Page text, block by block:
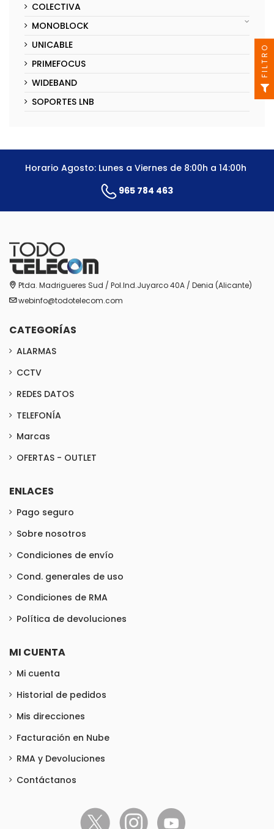
COLECTIVA
MONOBLOCK
UNICABLE
PRIMEFOCUS
WIDEBAND
SOPORTES LNB
Horario Agosto: Lunes a Viernes de 8:00h a 14:00h
965 784 463
Ptda. Madrigueres Sud / Pol.Ind.Juyarco 40A / Denia (Alicante)
webinfo@todotelecom.com
CATEGORÍAS
ALARMAS
CCTV
REDES DATOS
TELEFONÍA
Marcas
OFERTAS - OUTLET
ENLACES
Pago seguro
Sobre nosotros
Condiciones de envío
Cond. generales de uso
Condiciones de RMA
Política de devoluciones
MI CUENTA
Mi cuenta
Historial de pedidos
Mis direcciones
Facturación en Nube
RMA y Devoluciones
Contáctanos
FILTRO